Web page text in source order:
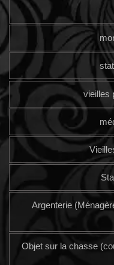
vieilles
Argenterie
Objet sur la chasse